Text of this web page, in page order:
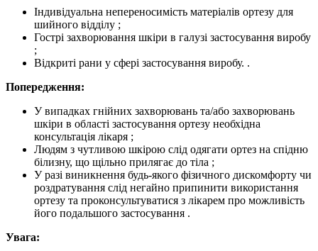
Індивідуальна непереносимість матеріалів ортезу для
шийного відділу ;
Гострі захворювання шкіри в галузі застосування виробу
;
Відкриті рани у сфері застосування виробу. .
Попередження:
У випадках гнійних захворювань та/або захворювань
шкіри в області застосування ортезу необхідна
консультація лікаря ;
Людям з чутливою шкірою слід одягати ортез на спідню
білизну, що щільно прилягає до тіла ;
У разі виникнення будь-якого фізичного дискомфорту чи
роздратування слід негайно припинити використання
ортезу та проконсультуватися з лікарем про можливість
його подальшого застосування .
Увага: